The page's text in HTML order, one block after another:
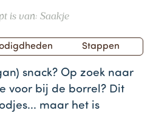
is van: Saakje
Stappen
snack? Op zoek naar
voor bij de borrel? Dit
maar het is